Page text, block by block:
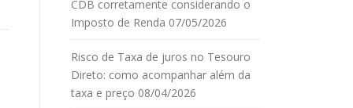
CDB corretamente considerando o
Imposto de Renda 07/05/2026
Risco de Taxa de juros no Tesouro
Direto: como acompanhar além da
taxa e preço 08/04/2026